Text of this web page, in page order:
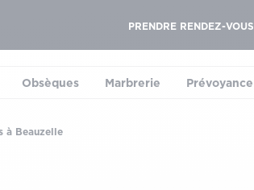
PRENDRE RENDEZ-VOUS
Obsèques
Marbrerie
Prévoyance
à Beauzelle